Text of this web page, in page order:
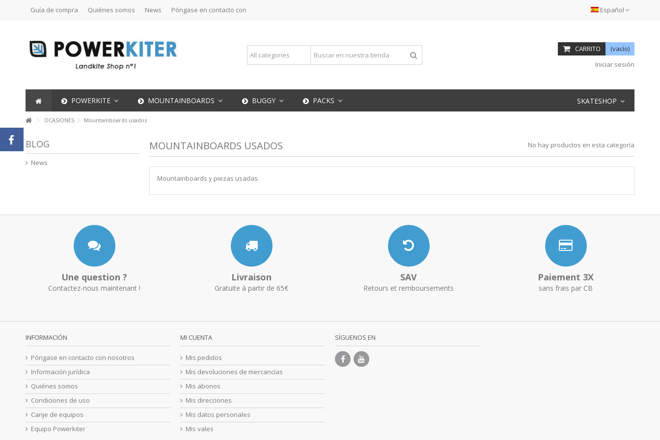
Español
Guía de compra Quiénes somos News Póngase en contacto con
CARRITO
(vacío)
Iniciar sesión
POWERKITE MOUNTAINBOARDS BUGGY PACKS SKATESHOP
OCASIONES Mountainboards usados
MOUNTAINBOARDS USADOS No hay productos en esta categoría
Mountainboards y piezas usadas
BLOG
News
Une question ?
Contactez-nous maintenant !
Livraison
Gratuite à partir de 65€
SAV
Retours et remboursements
Paiement 3X
sans frais par CB
INFORMACIÓN
Póngase en contacto con nosotros
Información jurídica
Quiénes somos
Condiciones de uso
Canje de equipos
Equipo Powerkiter
MI CUENTA
Mis pedidos
Mis devoluciones de mercancías
Mis abonos
Mis direcciones
Mis datos personales
Mis vales
SÍGUENOS EN